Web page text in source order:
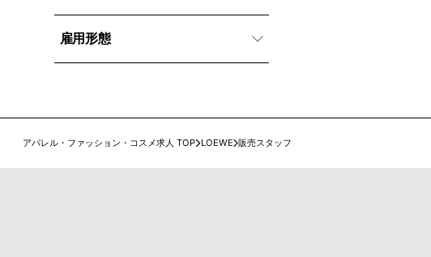
雇用形態
アパレル・ファッション・コスメ求人 TOP LOEWE 販売スタッフ